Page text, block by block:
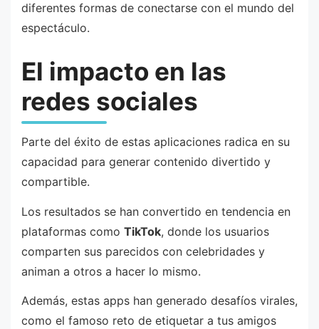
diferentes formas de conectarse con el mundo del
espectáculo.
El impacto en las
redes sociales
Parte del éxito de estas aplicaciones radica en su
capacidad para generar contenido divertido y
compartible.
Los resultados se han convertido en tendencia en
plataformas como TikTok, donde los usuarios
comparten sus parecidos con celebridades y
animan a otros a hacer lo mismo.
Además, estas apps han generado desafíos virales,
como el famoso reto de etiquetar a tus amigos